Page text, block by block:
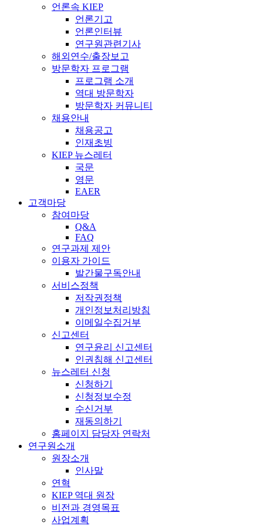
언론속 KIEP
언론기고
언론인터뷰
연구원관련기사
해외연수/출장보고
방문학자 프로그램
프로그램 소개
역대 방문학자
방문학자 커뮤니티
채용안내
채용공고
인재초빙
KIEP 뉴스레터
국문
영문
EAER
고객마당
참여마당
Q&A
FAQ
연구과제 제안
이용자 가이드
발간물구독안내
서비스정책
저작권정책
개인정보처리방침
이메일수집거부
신고센터
연구윤리 신고센터
인권침해 신고센터
뉴스레터 신청
신청하기
신청정보수정
수신거부
재동의하기
홈페이지 담당자 연락처
연구원소개
원장소개
인사말
연혁
KIEP 역대 원장
비전과 경영목표
사업계획